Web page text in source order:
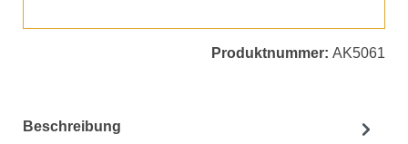
Produktnummer: AK5061
Beschreibung